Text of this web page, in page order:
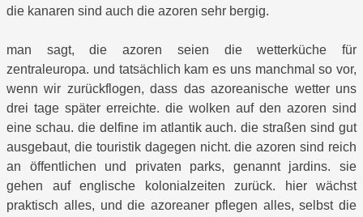
die kanaren sind auch die azoren sehr bergig.
man sagt, die azoren seien die wetterküche für
zentraleuropa. und tatsächlich kam es uns manchmal so vor,
wenn wir zurückflogen, dass das azoreanische wetter uns
drei tage später erreichte. die wolken auf den azoren sind
eine schau. die delfine im atlantik auch. die straßen sind gut
ausgebaut, die touristik dagegen nicht. die azoren sind reich
an öffentlichen und privaten parks, genannt jardins. sie
gehen auf englische kolonialzeiten zurück. hier wächst
praktisch alles, und die azoreaner pflegen alles, selbst die